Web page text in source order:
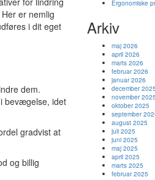
er nemlig
i dit eget
dem.
bevægelse, idet
gradvist at
og billig
Ergonomiske
Arkiv
maj 2026
april 2026
marts 2026
februar 2026
januar 2026
december
november
oktober 2025
september
august 2025
juli 2025
juni 2025
maj 2025
april 2025
marts 2025
februar 2025